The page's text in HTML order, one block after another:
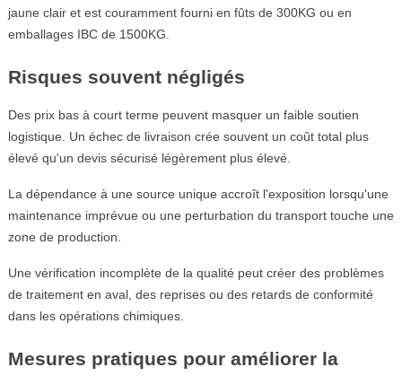
jaune clair et est couramment fourni en fûts de 300KG ou en
emballages IBC de 1500KG.
Risques souvent négligés
Des prix bas à court terme peuvent masquer un faible soutien
logistique. Un échec de livraison crée souvent un coût total plus
élevé qu'un devis sécurisé légèrement plus élevé.
La dépendance à une source unique accroît l'exposition lorsqu'une
maintenance imprévue ou une perturbation du transport touche une
zone de production.
Une vérification incomplète de la qualité peut créer des problèmes
de traitement en aval, des reprises ou des retards de conformité
dans les opérations chimiques.
Mesures pratiques pour améliorer la